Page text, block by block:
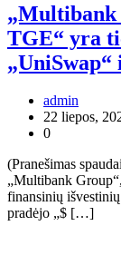
„Multibank
TGE“ yra
admin
22 liepos,
0
(Pranešimas
„Multibank
finansinių
pradėjo „$ […]